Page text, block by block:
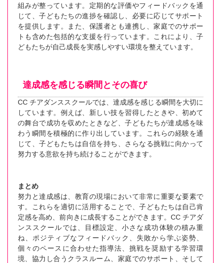
組みが整っています。定期的な評価やフィードバックを通
じて、子どもたちの進捗を確認し、必要に応じてサポート
を提供します。また、保護者とも連携し、家庭でのサポー
トも含めた包括的な支援を行っています。これにより、子
どもたちが自己成長を実感しやすい環境を整えています。
達成感を感じる瞬間とその喜び
CC チアダンススクールでは、達成感を感じる瞬間を大切に
しています。例えば、新しい技を習得したときや、初めて
の舞台で成功を収めたときなど、子どもたちが達成感を味
わう瞬間を積極的に作り出しています。これらの経験を通
じて、子どもたちは自信を持ち、さらなる挑戦に向かって
努力する意欲を持ち続けることができます。
まとめ
努力と達成感は、教育の現場において非常に重要な要素で
す。これらを適切に活用することで、子どもたちは自己肯
定感を高め、前向きに成長することができます。CC チアダ
ンススクールでは、目標設定、小さな成功体験の積み重
ね、ポジティブなフィードバック、失敗から学ぶ姿勢、
個々のペースに合わせた指導法、挑戦を奨励する学習環
境、協力し合うクラスルーム、家庭でのサポート、そして